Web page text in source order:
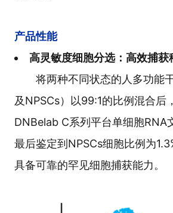
产品性能
高灵敏度细胞分选：高效捕获
将两种不同状态的人多功能
及NPSCs）以99:1的比例混合后
DNBelab C系列平台单细胞RNA
最后鉴定到NPSCs细胞比例为
具备可靠的罕见细胞捕获能力。